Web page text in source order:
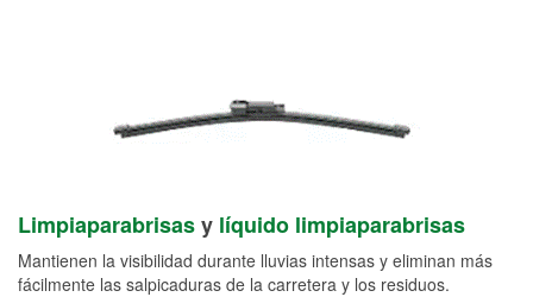
Limpiaparabrisasy líquido limpiaparabrisas
Mantienen la visibilidad durante lluvias intensas y eliminan más
fácilmente las salpicaduras de la carretera y los residuos.